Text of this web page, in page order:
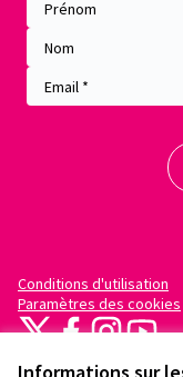
Conditions d'utilisation
Paramètres des cookies
X
FacebookInstagram
YouTube